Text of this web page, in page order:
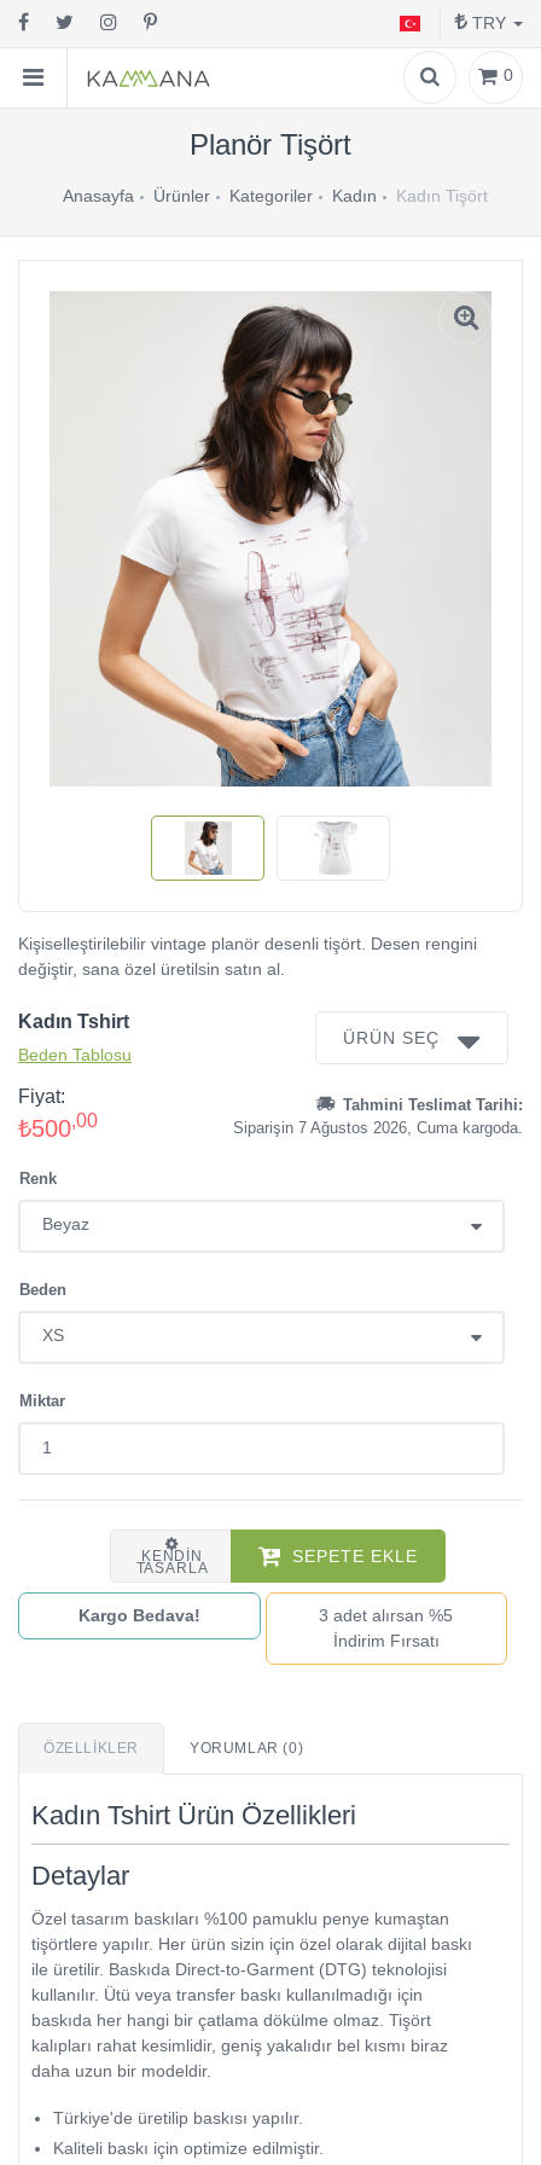
TRY
0
Planör Tişört
Anasayfa Ürünler Kategoriler Kadın Kadın Tişört
Kişiselleştirilebilir vintage planör desenli tişört. Desen rengini
değiştir, sana özel üretilsin satın al.
Kadın Tshirt
Beden Tablosu
ÜRÜN SEÇ
Fiyat:
₺500,00
Tahmini Teslimat Tarihi:
Siparişin 7 Ağustos 2026, Cuma kargoda.
Renk
Beden
Miktar
KENDIN
TASARLA
SEPETE EKLE
Kargo Bedava!
3 adet alırsan %5
İndirim Fırsatı
ÖZELLIKLER YORUMLAR (0)
Kadın Tshirt Ürün Özellikleri
Detaylar
Özel tasarım baskıları %100 pamuklu penye kumaştan
tişörtlere yapılır. Her ürün sizin için özel olarak dijital baskı
ile üretilir. Baskıda Direct-to-Garment (DTG) teknolojisi
kullanılır. Ütü veya transfer baskı kullanılmadığı için
baskıda her hangi bir çatlama dökülme olmaz. Tişört
kalıpları rahat kesimlidir, geniş yakalıdır bel kısmı biraz
daha uzun bir modeldir.
Türkiye'de üretilip baskısı yapılır.
Kaliteli baskı için optimize edilmiştir.